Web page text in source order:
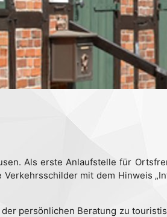
Als erste Anlaufstelle für
mit dem Hinweis
persönlichen Beratung zu